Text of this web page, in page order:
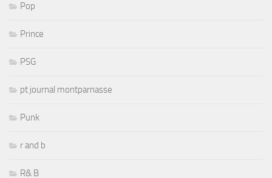
Pop
Prince
PSG
pt journal montparnasse
Punk
r and b
R& B